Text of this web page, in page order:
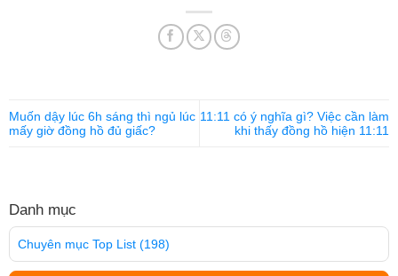
Muốn dậy lúc 6h sáng thì ngủ lúc
mấy giờ đồng hồ đủ giấc?
11:11 có ý nghĩa gì? Việc cần làm
khi thấy đồng hồ hiện 11:11
Danh mục
Chuyên mục Top List (198)